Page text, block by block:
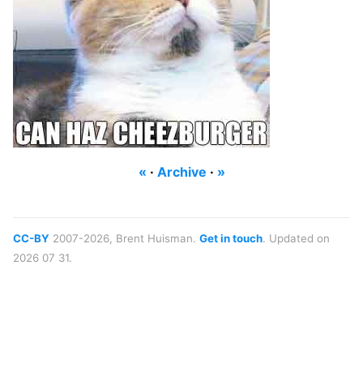
« · Archive · »
CC-BY 2007-2026, Brent Huisman. Get in touch. Updated on
2026 07 31.